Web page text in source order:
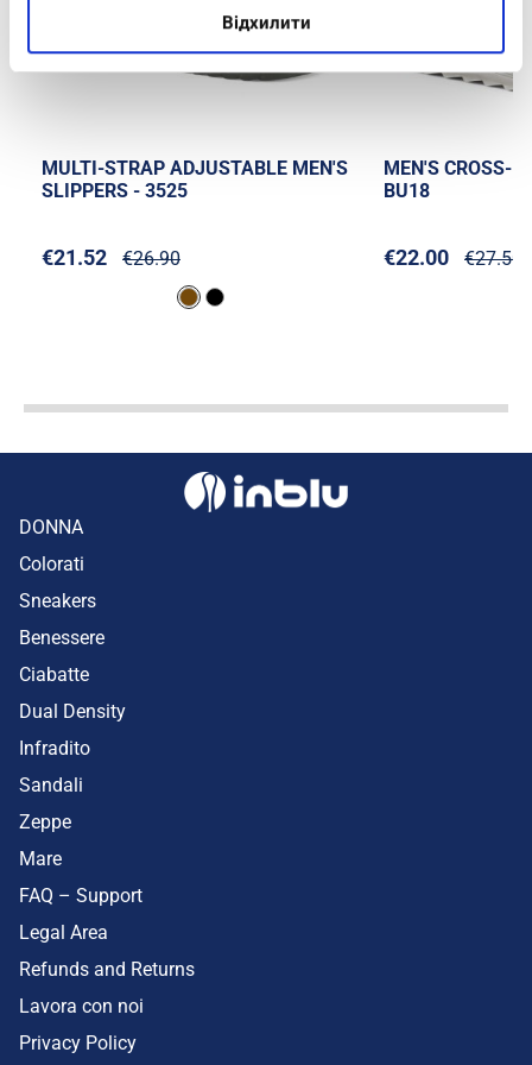
Відхилити
MULTI-STRAP ADJUSTABLE MEN'S
SLIPPERS - 3525
€21.52 €26.90
MEN'S CROSS-
BU18
€22.00 €27.50
DONNA
Colorati
Sneakers
Benessere
Ciabatte
Dual Density
Infradito
Sandali
Zeppe
Mare
FAQ – Support
Legal Area
Refunds and Returns
Lavora con noi
Privacy Policy